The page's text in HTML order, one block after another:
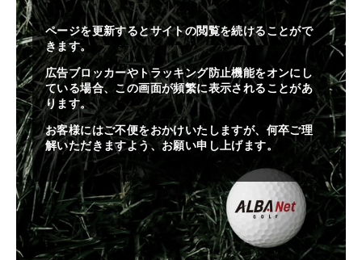
ページを更新するとサイトの閲覧を続けることがで
きます。
広告ブロッカーやトラッキング防止機能をオンにし
ている場合、この画面が頻繁に表示されることがあ
ります。
お客様にはご不便をおかけいたしますが、何卒ご理
解いただきますよう、お願い申し上げます。